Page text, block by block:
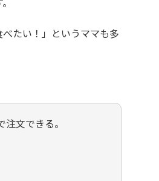
たい！」というママも多
文できる。